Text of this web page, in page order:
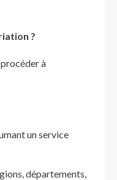
?
à
un service
départements,